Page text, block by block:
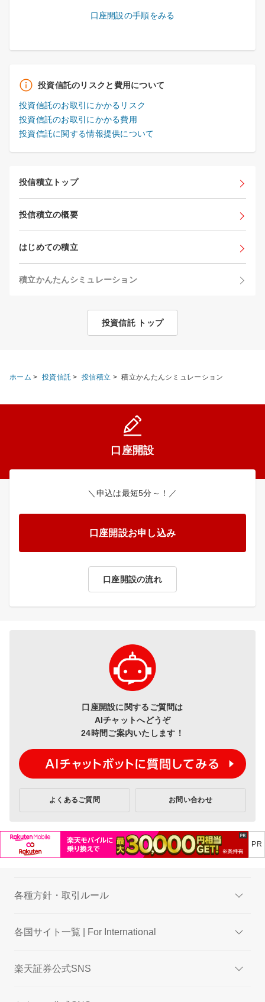
口座開設の手順をみる
投資信託のリスクと費用について
投資信託のお取引にかかるリスク
投資信託のお取引にかかる費用
投資信託に関する情報提供について
投信積立トップ
投信積立の概要
はじめての積立
積立かんたんシミュレーション
投資信託 トップ
ホーム > 投資信託 > 投信積立 > 積立かんたんシミュレーション
口座開設
＼申込は最短5分～！／
口座開設お申し込み
口座開設の流れ
口座開設に関するご質問は
AIチャットへどうぞ
24時間ご案内いたします！
よくあるご質問 お問い合わせ
各種方針・取引ルール
各国サイト一覧 | For International
楽天証券公式SNS